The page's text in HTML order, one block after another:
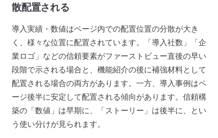
散配置される
導入実績・数値はページ内での配置位置の分散が大き
く、様々な位置に配置されています。「導入社数」「企
業ロゴ」などの信頼要素がファーストビュー直後の早い
段階で示される場合と、機能紹介の後に補強材料として
配置される場合の両方があります。一方、導入事例はペ
ージ後半に安定して配置される傾向があります。信頼構
築の「数値」は早期に、「ストーリー」は後半に、とい
う使い分けが見られます。